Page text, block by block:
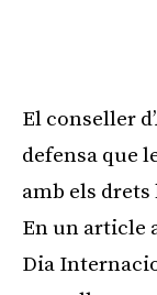
El conseller
defensa que
amb els
En un article
Dia